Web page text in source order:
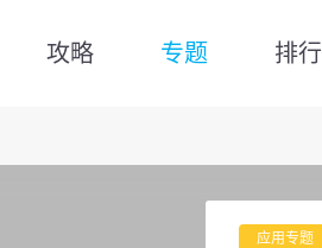
攻略 专题 排行
应用专题